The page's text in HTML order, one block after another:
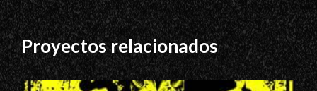
Proyectos relacionados